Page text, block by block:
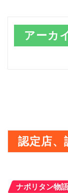
アーカ
認定店
ナポリタン物語